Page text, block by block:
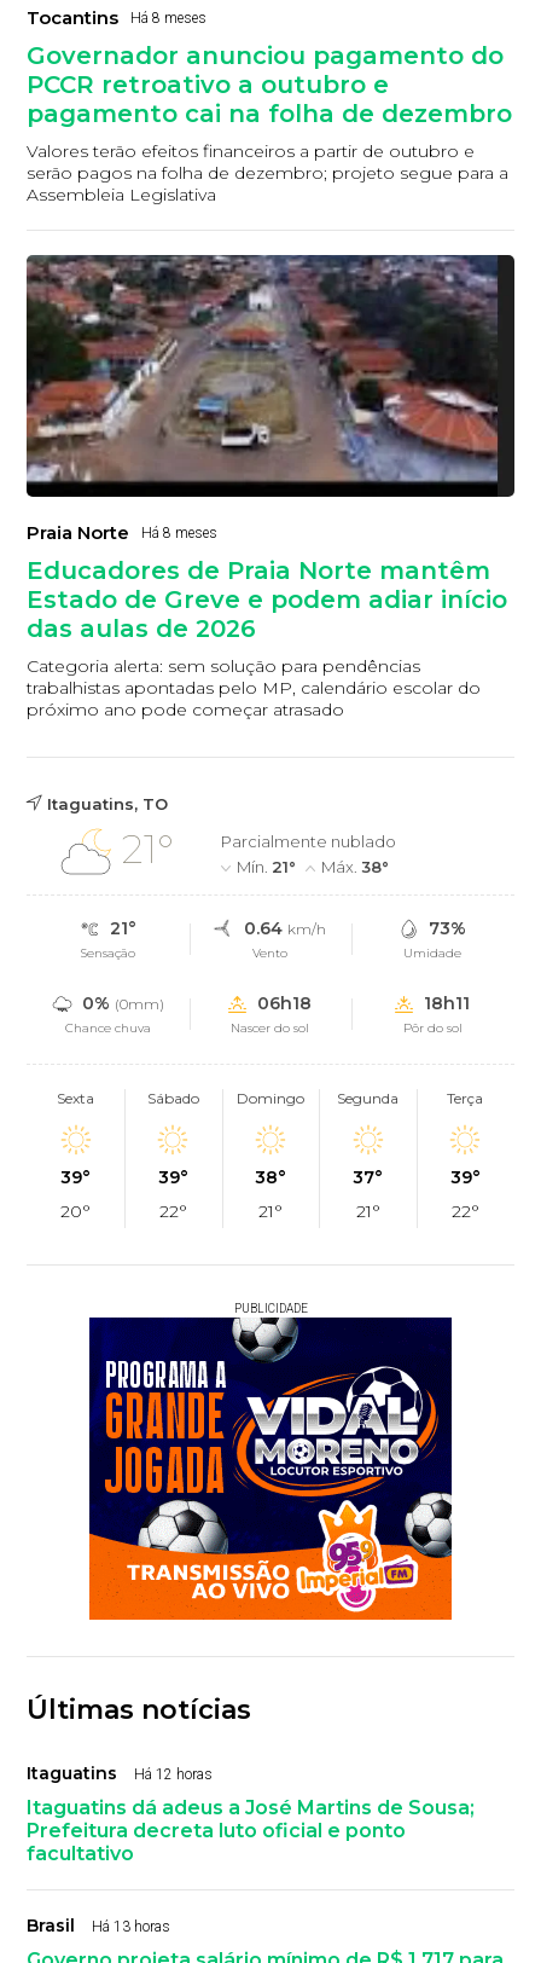
Tocantins Há 8 meses
Governador anunciou pagamento do
PCCR retroativo a outubro e
pagamento cai na folha de dezembro
Valores terão efeitos financeiros a partir de outubro e
serão pagos na folha de dezembro; projeto segue para a
Assembleia Legislativa
Praia Norte Há 8 meses
Educadores de Praia Norte mantêm
Estado de Greve e podem adiar início
das aulas de 2026
Categoria alerta: sem solução para pendências
trabalhistas apontadas pelo MP, calendário escolar do
próximo ano pode começar atrasado
Itaguatins, TO
21°
Parcialmente nublado
Mín. 21° Máx.38°
21°
Sensação
0.64 km/h
Vento
73%
Umidade
0% (0mm)
Chance chuva
06h18
Nascer do sol
18h11
Pôr do sol
Sexta
39°
20°
Sábado
39°
22°
Domingo
38°
21°
Segunda
37°
21°
Terça
39°
22°
PUBLICIDADE
Últimas notícias
Itaguatins Há 12 horas
Itaguatins dá adeus a José Martins de Sousa;
Prefeitura decreta luto oficial e ponto
facultativo
Brasil Há 13 horas